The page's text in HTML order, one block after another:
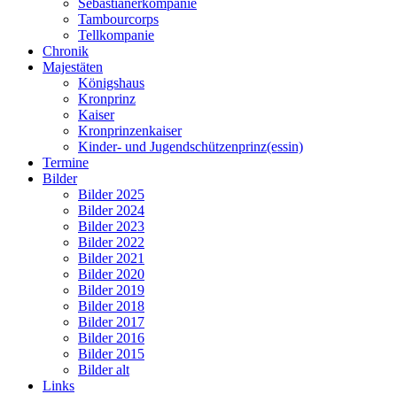
Sebastianerkompanie
Tambourcorps
Tellkompanie
Chronik
Majestäten
Königshaus
Kronprinz
Kaiser
Kronprinzenkaiser
Kinder- und Jugendschützenprinz(essin)
Termine
Bilder
Bilder 2025
Bilder 2024
Bilder 2023
Bilder 2022
Bilder 2021
Bilder 2020
Bilder 2019
Bilder 2018
Bilder 2017
Bilder 2016
Bilder 2015
Bilder alt
Links